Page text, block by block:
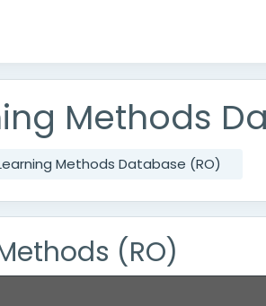
Methods
Methods Database (RO)
(RO)